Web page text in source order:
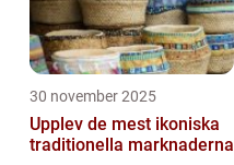
30 november 2025
Upplev de mest ikoniska
traditionella marknaderna